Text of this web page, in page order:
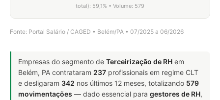
total): 59,1% • Volume: 579
Fonte: Portal Salário / CAGED • Belém/PA • 07/2025 a 06/2026
Empresas do segmento de Terceirização de RH em
Belém, PA contrataram 237 profissionais em regime CLT
e desligaram 342 nos últimos 12 meses, totalizando 579
movimentações — dado essencial para gestores de RH,